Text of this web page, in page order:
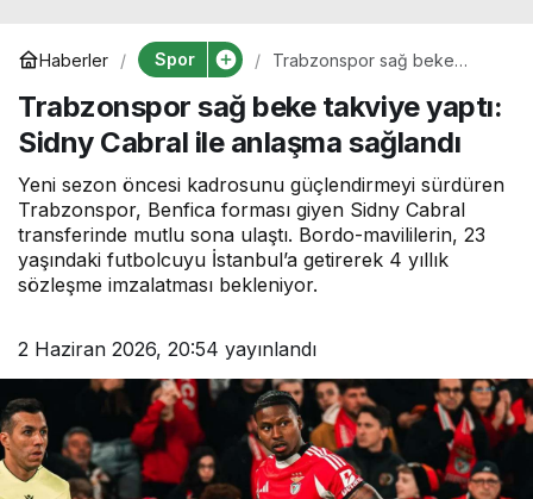
Haberler Spor
Trabzonspor sağ beke
anlaşma sağlandı
Trabzonspor sağ beke takviye yaptı:
Sidny Cabral ile anlaşma sağlandı
Yeni sezon öncesi kadrosunu güçlendirmeyi sürdüren
Trabzonspor, Benfica forması giyen Sidny Cabral
transferinde mutlu sona ulaştı. Bordo-mavililerin, 23
yaşındaki futbolcuyu İstanbul’a getirerek 4 yıllık
sözleşme imzalatması bekleniyor.
2 Haziran 2026, 20:54 yayınlandı